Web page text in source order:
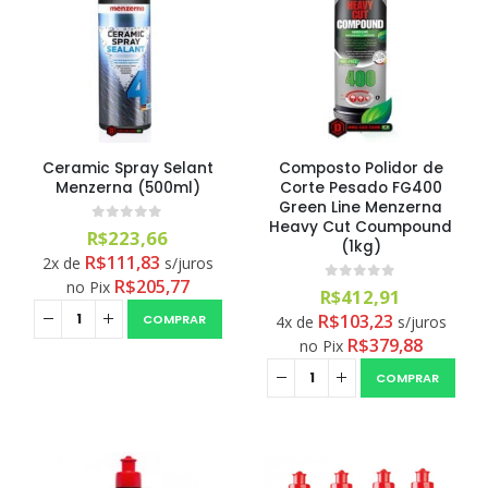
Ceramic Spray Selant
Menzerna (500ml)
R$223,66
2x de R$111,83 s/juros
no Pix R$205,77
COMPRAR
Composto Polidor de
Corte Pesado FG400
Green Line Menzerna
Heavy Cut Coumpound
(1kg)
R$412,91
4x de R$103,23 s/juros
no Pix R$379,88
COMPRAR